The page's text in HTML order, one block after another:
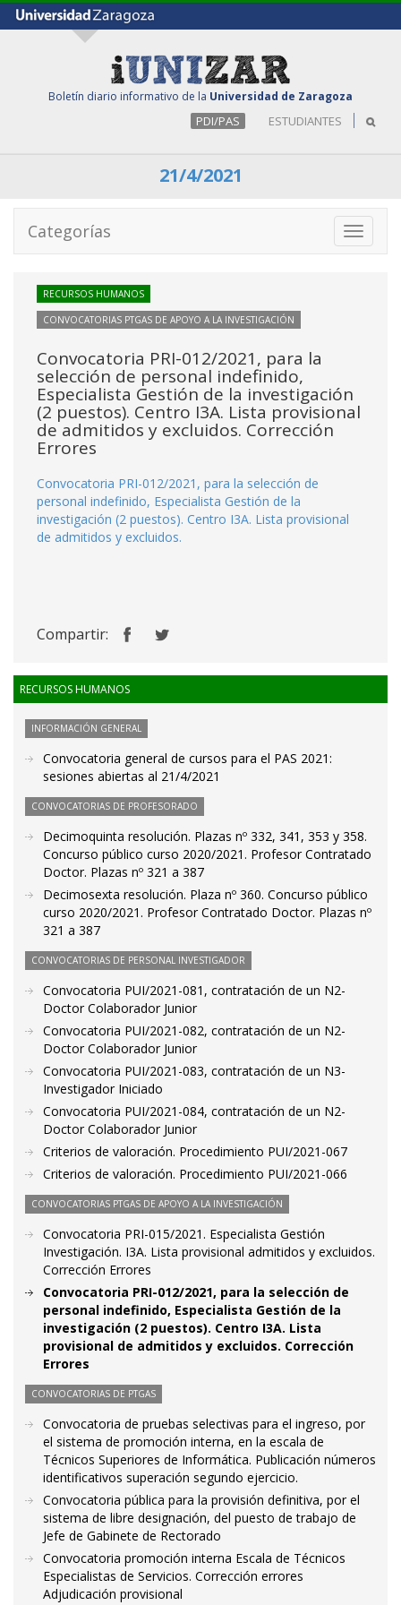
Boletín diario informativo de la Universidad de Zaragoza
PDI/PAS ESTUDIANTES
21/4/2021
Toggle
Categorías
RECURSOS HUMANOS
CONVOCATORIAS PTGAS DE APOYO A LA INVESTIGACIÓN
Convocatoria PRI-012/2021, para la
selección de personal indefinido,
Especialista Gestión de la investigación
(2 puestos). Centro I3A. Lista provisional
de admitidos y excluidos. Corrección
Errores
Convocatoria PRI-012/2021, para la selección de
personal indefinido, Especialista Gestión de la
investigación (2 puestos). Centro I3A. Lista provisional
de admitidos y excluidos.
Compartir:
RECURSOS HUMANOS
INFORMACIÓN GENERAL
Convocatoria general de cursos para el PAS 2021:
sesiones abiertas al 21/4/2021
CONVOCATORIAS DE PROFESORADO
Decimoquinta resolución. Plazas nº 332, 341, 353 y 358.
Concurso público curso 2020/2021. Profesor Contratado
Doctor. Plazas nº 321 a 387
Decimosexta resolución. Plaza nº 360. Concurso público
curso 2020/2021. Profesor Contratado Doctor. Plazas nº
321 a 387
CONVOCATORIAS DE PERSONAL INVESTIGADOR
Convocatoria PUI/2021-081, contratación de un N2-
Doctor Colaborador Junior
Convocatoria PUI/2021-082, contratación de un N2-
Doctor Colaborador Junior
Convocatoria PUI/2021-083, contratación de un N3-
Investigador Iniciado
Convocatoria PUI/2021-084, contratación de un N2-
Doctor Colaborador Junior
Criterios de valoración. Procedimiento PUI/2021-067
Criterios de valoración. Procedimiento PUI/2021-066
CONVOCATORIAS PTGAS DE APOYO A LA INVESTIGACIÓN
Convocatoria PRI-015/2021. Especialista Gestión
Investigación. I3A. Lista provisional admitidos y excluidos.
Corrección Errores
Convocatoria PRI-012/2021, para la selección de
personal indefinido, Especialista Gestión de la
investigación (2 puestos). Centro I3A. Lista
provisional de admitidos y excluidos. Corrección
Errores
CONVOCATORIAS DE PTGAS
Convocatoria de pruebas selectivas para el ingreso, por
el sistema de promoción interna, en la escala de
Técnicos Superiores de Informática. Publicación números
identificativos superación segundo ejercicio.
Convocatoria pública para la provisión definitiva, por el
sistema de libre designación, del puesto de trabajo de
Jefe de Gabinete de Rectorado
Convocatoria promoción interna Escala de Técnicos
Especialistas de Servicios. Corrección errores
Adjudicación provisional